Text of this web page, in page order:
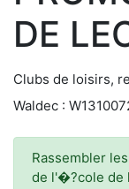
DE
Clubs de loisirs,
Waldec :
Rassembler
de l'�?cole de